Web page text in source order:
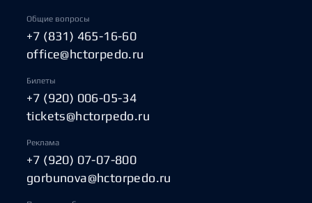
Общие вопросы
+7 (831) 465-16-60
office@hctorpedo.ru
Билеты
+7 (920) 006-05-34
tickets@hctorpedo.ru
Реклама
+7 (920) 07-07-800
gorbunova@hctorpedo.ru